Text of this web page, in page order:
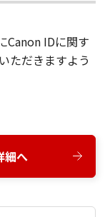
Canon IDに関す
ただきますよう
細へ